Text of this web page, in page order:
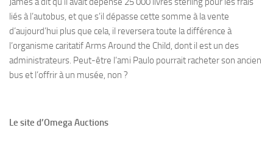
liés à l’autobus, et que s’il dépasse cette somme à la vente
d’aujourd’hui plus que cela, il reversera toute la différence à
l’organisme caritatif Arms Around the Child, dont il est un des
administrateurs. Peut-être l’ami Paulo pourrait racheter son ancien
bus et l’offrir à un musée, non ?
Le site d’Omega Auctions